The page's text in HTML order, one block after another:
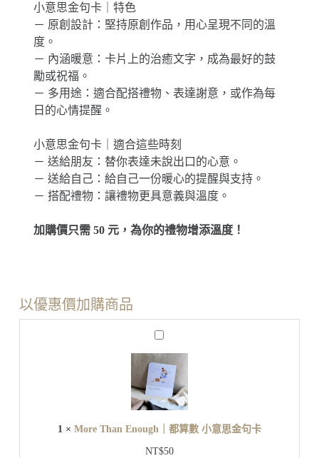
小意思金句卡｜特色
－ 原創設計：堅持原創作品，用心呈現不同的溫
度。
－ 內涵暖意：卡片上的治癒文字，成為最好的鼓
勵或祝福。
－ 多用途：適合配搭禮物、表達謝意，或作為每
日的心情提醒。
小意思金句卡｜適合這些時刻
－ 送給朋友：替你表達未說出口的心意。
－ 送給自己：給自己一份暖心的提醒與支持。
－ 搭配禮物：讓禮物更具意義與溫度。
加購價只需 50 元，為你的禮物增添溫度！
以優惠價加購商品
M
r
T
h
a
E
n
1 × More Than Enough｜都算數 小意思金句卡
NT$50